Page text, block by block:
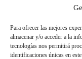
Para ofrecer las mejores
almacenar y/o acceder a la
tecnologías nos permitirá
identificaciones únicas en
Aviso legal